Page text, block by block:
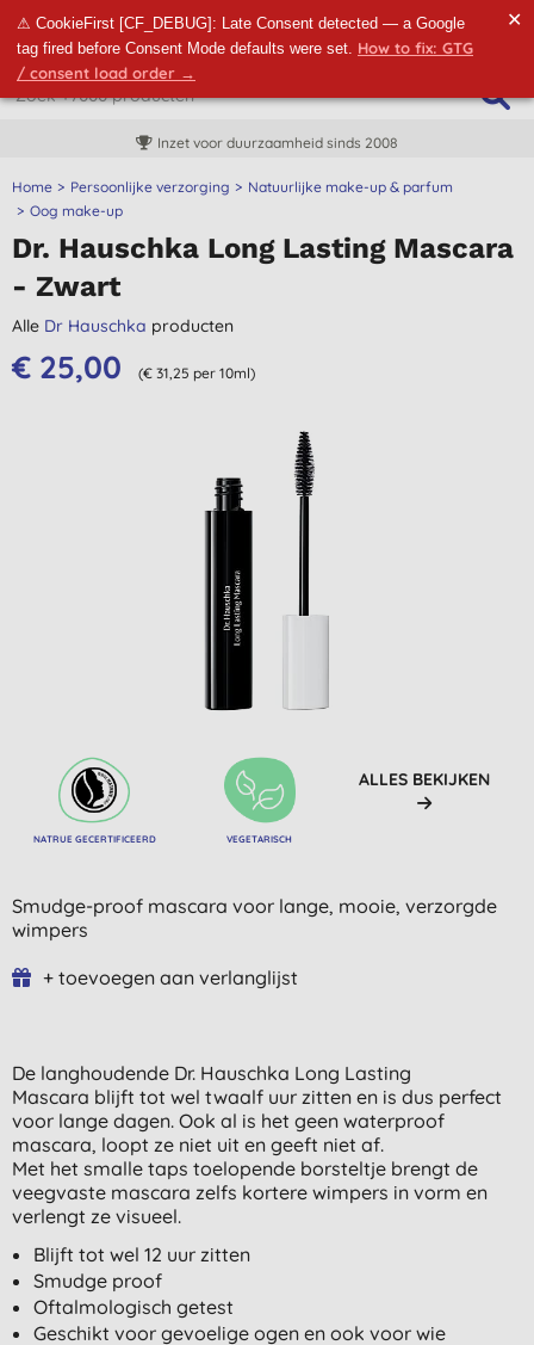
⚠ CookieFirst [CF_DEBUG]: Late Consent detected — a Google
tag fired before Consent Mode defaults were set. How to fix: GTG
/ consent load order →
✕
Inzet voor duurzaamheid sinds 2008
Home Persoonlijke verzorging
Natuurlijke make-up & parfum
Oog make-up
Dr. Hauschka Long Lasting Mascara
- Zwart
Alle Dr Hauschka producten
€ 25,00 (€ 31,25 per 10ml)
NATRUE GECERTIFICEERD VEGETARISCH
ALLES BEKIJKEN
Smudge-proof mascara voor lange, mooie, verzorgde
wimpers
+ toevoegen aan verlanglijst
De langhoudende Dr. Hauschka Long Lasting
Mascara blijft tot wel twaalf uur zitten en is dus perfect
voor lange dagen. Ook al is het geen waterproof
mascara, loopt ze niet uit en geeft niet af.
Met het smalle taps toelopende borsteltje brengt de
veegvaste mascara zelfs kortere wimpers in vorm en
verlengt ze visueel.
Blijft tot wel 12 uur zitten
Smudge proof
Oftalmologisch getest
Geschikt voor gevoelige ogen en ook voor wie